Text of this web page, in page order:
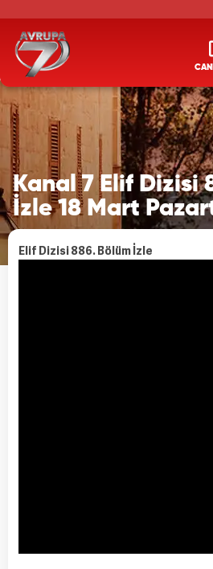
Kanal 7 Elif Dizisi
İzle 18 Mart
Elif Dizisi 886. Bölüm İzle